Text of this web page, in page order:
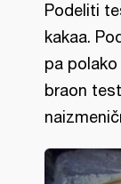
Podeliti
kakaa.
pa
braon